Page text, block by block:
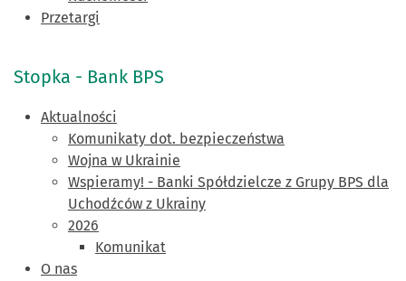
Przetargi
Stopka - Bank BPS
Aktualności
Komunikaty dot. bezpieczeństwa
Wojna w Ukrainie
Wspieramy! - Banki Spółdzielcze z Grupy BPS dla
Uchodźców z Ukrainy
2026
Komunikat
O nas